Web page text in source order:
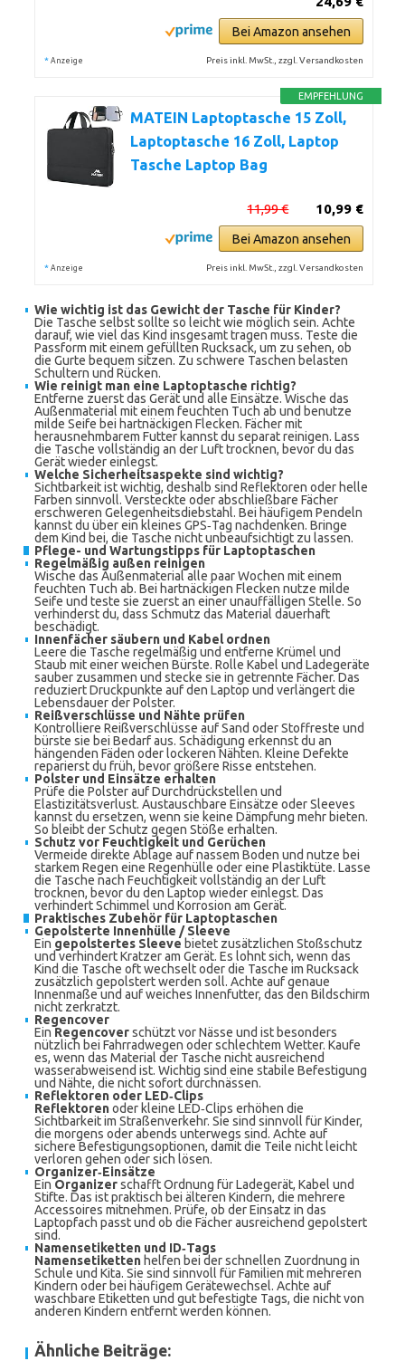
Bei Amazon ansehen
* Anzeige Preis inkl. MwSt., zzgl. Versandkosten
EMPFEHLUNG
MATEIN Laptoptasche 15 Zoll,
Laptoptasche 16 Zoll, Laptop
Tasche Laptop Bag
10,99 €
11,99 €
Bei Amazon ansehen
* Anzeige Preis inkl. MwSt., zzgl. Versandkosten
Wie wichtig ist das Gewicht der Tasche für Kinder?
Die Tasche selbst sollte so leicht wie möglich sein. Achte
darauf, wie viel das Kind insgesamt tragen muss. Teste die
Passform mit einem gefüllten Rucksack, um zu sehen, ob
die Gurte bequem sitzen. Zu schwere Taschen belasten
Schultern und Rücken.
Wie reinigt man eine Laptoptasche richtig?
Entferne zuerst das Gerät und alle Einsätze. Wische das
Außenmaterial mit einem feuchten Tuch ab und benutze
milde Seife bei hartnäckigen Flecken. Fächer mit
herausnehmbarem Futter kannst du separat reinigen. Lass
die Tasche vollständig an der Luft trocknen, bevor du das
Gerät wieder einlegst.
Welche Sicherheitsaspekte sind wichtig?
Sichtbarkeit ist wichtig, deshalb sind Reflektoren oder helle
Farben sinnvoll. Versteckte oder abschließbare Fächer
erschweren Gelegenheitsdiebstahl. Bei häufigem Pendeln
kannst du über ein kleines GPS‑Tag nachdenken. Bringe
dem Kind bei, die Tasche nicht unbeaufsichtigt zu lassen.
Pflege- und Wartungstipps für Laptoptaschen
Regelmäßig außen reinigen
Wische das Außenmaterial alle paar Wochen mit einem
feuchten Tuch ab. Bei hartnäckigen Flecken nutze milde
Seife und teste sie zuerst an einer unauffälligen Stelle. So
verhinderst du, dass Schmutz das Material dauerhaft
beschädigt.
Innenfächer säubern und Kabel ordnen
Leere die Tasche regelmäßig und entferne Krümel und
Staub mit einer weichen Bürste. Rolle Kabel und Ladegeräte
sauber zusammen und stecke sie in getrennte Fächer. Das
reduziert Druckpunkte auf den Laptop und verlängert die
Lebensdauer der Polster.
Reißverschlüsse und Nähte prüfen
Kontrolliere Reißverschlüsse auf Sand oder Stoffreste und
bürste sie bei Bedarf aus. Schädigung erkennst du an
hängenden Fäden oder lockeren Nähten. Kleine Defekte
reparierst du früh, bevor größere Risse entstehen.
Polster und Einsätze erhalten
Prüfe die Polster auf Durchdrückstellen und
Elastizitätsverlust. Austauschbare Einsätze oder Sleeves
kannst du ersetzen, wenn sie keine Dämpfung mehr bieten.
So bleibt der Schutz gegen Stöße erhalten.
Schutz vor Feuchtigkeit und Gerüchen
Vermeide direkte Ablage auf nassem Boden und nutze bei
starkem Regen eine Regenhülle oder eine Plastiktüte. Lasse
die Tasche nach Feuchtigkeit vollständig an der Luft
trocknen, bevor du den Laptop wieder einlegst. Das
verhindert Schimmel und Korrosion am Gerät.
Praktisches Zubehör für Laptoptaschen
Gepolsterte Innenhülle / Sleeve
Ein gepolstertes Sleeve bietet zusätzlichen Stoßschutz
und verhindert Kratzer am Gerät. Es lohnt sich, wenn das
Kind die Tasche oft wechselt oder die Tasche im Rucksack
zusätzlich gepolstert werden soll. Achte auf genaue
Innenmaße und auf weiches Innenfutter, das den Bildschirm
nicht zerkratzt.
Regencover
Ein Regencoverschützt vor Nässe und ist besonders
nützlich bei Fahrradwegen oder schlechtem Wetter. Kaufe
es, wenn das Material der Tasche nicht ausreichend
wasserabweisend ist. Wichtig sind eine stabile Befestigung
und Nähte, die nicht sofort durchnässen.
Reflektoren oder LED‑Clips
Reflektorenoder kleine LED‑Clips erhöhen die
Sichtbarkeit im Straßenverkehr. Sie sind sinnvoll für Kinder,
die morgens oder abends unterwegs sind. Achte auf
sichere Befestigungsoptionen, damit die Teile nicht leicht
verloren gehen oder sich lösen.
Organizer‑Einsätze
Ein Organizerschafft Ordnung für Ladegerät, Kabel und
Stifte. Das ist praktisch bei älteren Kindern, die mehrere
Accessoires mitnehmen. Prüfe, ob der Einsatz in das
Laptopfach passt und ob die Fächer ausreichend gepolstert
sind.
Namensetiketten und ID‑Tags
Namensetiketten helfen bei der schnellen Zuordnung in
Schule und Kita. Sie sind sinnvoll für Familien mit mehreren
Kindern oder bei häufigem Gerätewechsel. Achte auf
waschbare Etiketten und gut befestigte Tags, die nicht von
anderen Kindern entfernt werden können.
Ähnliche Beiträge: